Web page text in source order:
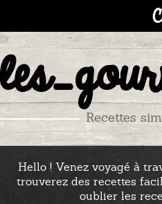
Recettes
Hello ! Venez voyagé à
trouverez des recettes
oublier les